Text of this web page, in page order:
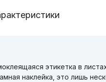
этикетка в
наклейка, это лишь